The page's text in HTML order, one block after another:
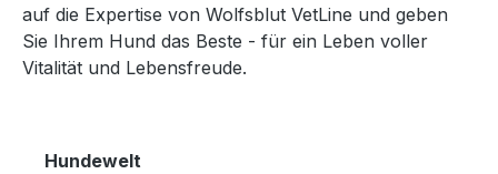
auf die Expertise von Wolfsblut VetLine und geben
Sie Ihrem Hund das Beste - für ein Leben voller
Vitalität und Lebensfreude.
Hundewelt